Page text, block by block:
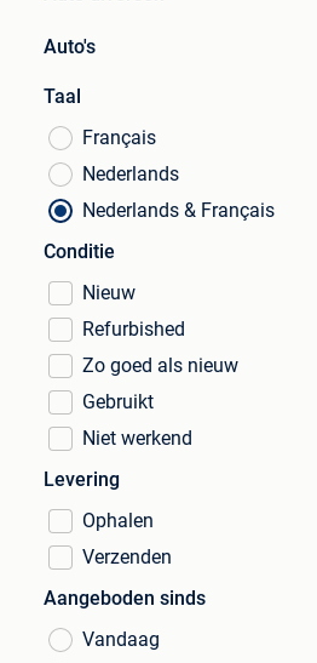
Auto's
Taal
Français
Nederlands
Nederlands & Français
Conditie
Nieuw
Refurbished
Zo goed als nieuw
Gebruikt
Niet werkend
Levering
Ophalen
Verzenden
Aangeboden sinds
Vandaag